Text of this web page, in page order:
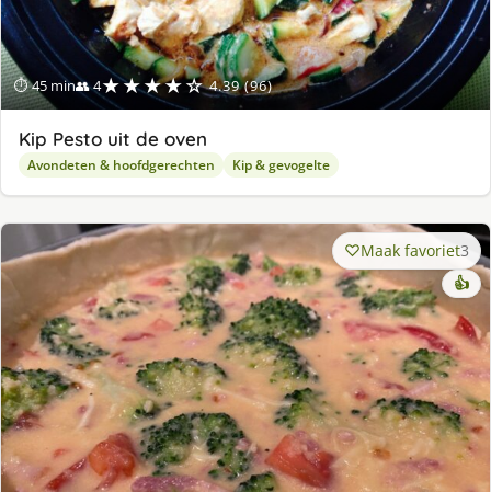
⏱ 45 min👥 4★★★★☆ 4.39 (96)
Kip Pesto uit de oven
Avondeten & hoofdgerechten Kip & gevogelte
Maak favoriet3
👍